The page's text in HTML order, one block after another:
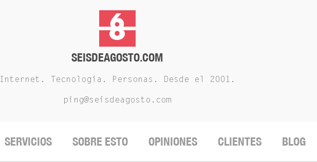
SEISDEAGOSTO.COM
Internet. Tecnología. Personas. Desde el 2001.
ping@seisdeagosto.com
SERVICIOS SOBRE ESTO OPINIONES CLIENTES BLOG